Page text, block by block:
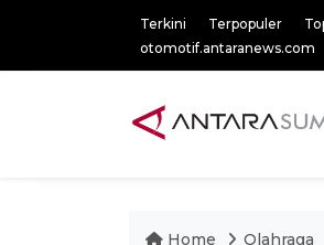
Terkini Terpopuler
otomotif.antaranews.com
Home Olahraga